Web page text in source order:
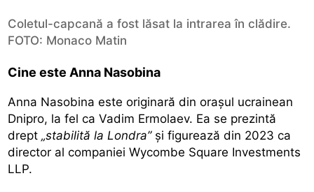
Coletul-capcană a fost lăsat la intrarea în clădire.
FOTO: Monaco Matin
Cine este Anna Nasobina
Anna Nasobina este originară din orașul ucrainean
Dnipro, la fel ca Vadim Ermolaev. Ea se prezintă
drept„stabilită la Londra”și figurează din 2023 ca
director al companiei Wycombe Square Investments
LLP.